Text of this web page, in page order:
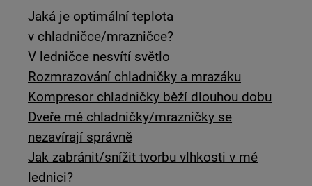
Jaká je optimální teplota
v chladničce/mrazničce?
V ledničce nesvítí světlo
Rozmrazování chladničky a mrazáku
Kompresor chladničky běží dlouhou dobu
Dveře mé chladničky/mrazničky se
nezavírají správně
Jak zabránit/snížit tvorbu vlhkosti v mé
lednici?